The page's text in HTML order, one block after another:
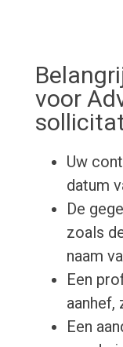
voor
Uw
datum
De
zoals
naam
Een
aanhef,
Een